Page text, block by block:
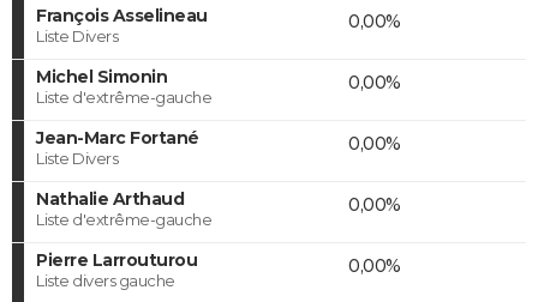
François Asselineau
Liste Divers
0,00%
Michel Simonin
Liste d'extrême-gauche
0,00%
Jean-Marc Fortané
Liste Divers
0,00%
Nathalie Arthaud
Liste d'extrême-gauche
0,00%
Pierre Larrouturou
Liste divers gauche
0,00%